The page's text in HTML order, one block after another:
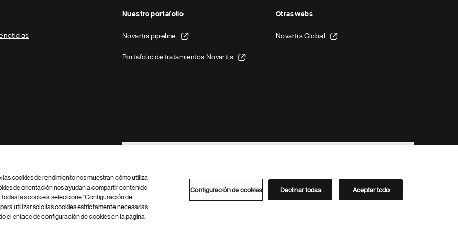
noticias
Nuestro portafolio
Novartis pipeline
Portafolio de tratamientos Novartis
Otras webs
Novartis Global
Footer Site Search
Configuración de cookies Mapa del sitio
Directorio de Novartis
cookies de rendimiento nos muestran cómo utiliza
de orientación nos ayudan a compartir contenido
las cookies, seleccione "Configuración de
utilizar solo las cookies estrictamente necesarias.
el enlace de configuración de cookies en la página
Configuración de cookies Declinar todas Aceptar todo